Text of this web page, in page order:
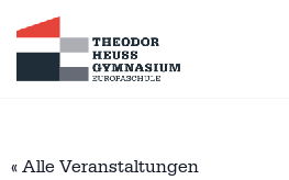
« Alle Veranstaltungen